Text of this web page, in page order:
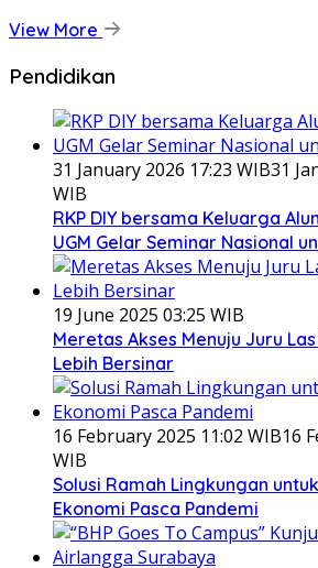
View More
Pendidikan
31 January 2026 17:23 WIB31
WIB
RKP DIY bersama Keluarga
UGM Gelar Seminar Nasional
19 June 2025 03:25 WIB
Meretas Akses Menuju Juru
Lebih Bersinar
16 February 2025 11:02 WIB16
WIB
Solusi Ramah Lingkungan
Ekonomi Pasca Pandemi